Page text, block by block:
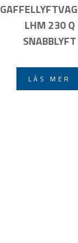
LHM 230 Q
SNABBLYFT
LÄS MER